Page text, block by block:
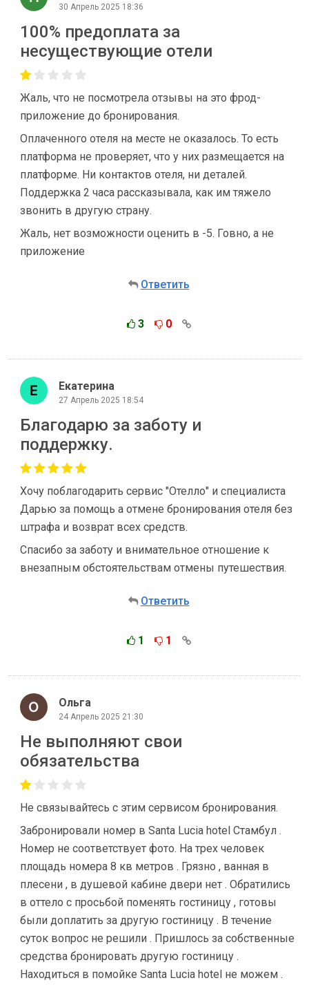
30 Апрель 2025 18:36
100% предоплата за
несуществующие отели
Жаль, что не посмотрела отзывы на это фрод-
приложение до бронирования.
Оплаченного отеля на месте не оказалось. То есть
платформа не проверяет, что у них размещается на
платформе. Ни контактов отеля, ни деталей.
Поддержка 2 часа рассказывала, как им тяжело
звонить в другую страну.
Жаль, нет возможности оценить в -5. Говно, а не
приложение
Ответить
3 0
Екатерина
27 Апрель 2025 18:54
Благодарю за заботу и
поддержку.
Хочу поблагодарить сервис "Отелло" и специалиста
Дарью за помощь а отмене бронирования отеля без
штрафа и возврат всех средств.
Спасибо за заботу и внимательное отношение к
внезапным обстоятельствам отмены путешествия.
Ответить
1 1
Ольга
24 Апрель 2025 21:30
Не выполняют свои
обязательства
Не связывайтесь с этим сервисом бронирования.
Забронировали номер в Santa Lucia hotel Стамбул .
Номер не соответствует фото. На трех человек
площадь номера 8 кв метров . Грязно , ванная в
плесени , в душевой кабине двери нет . Обратились
в оттело с просьбой поменять гостиницу , готовы
были доплатить за другую гостиницу . В течение
суток вопрос не решили . Пришлось за собственные
средства бронировать другую гостиницу .
Находиться в помойке Santa Lucia hotel не можем .